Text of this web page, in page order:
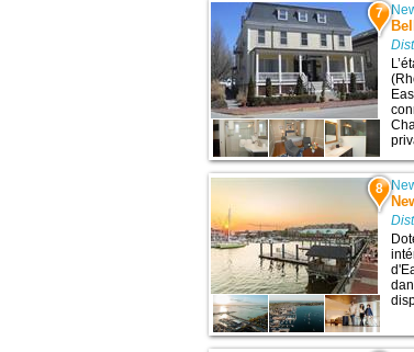
7
8